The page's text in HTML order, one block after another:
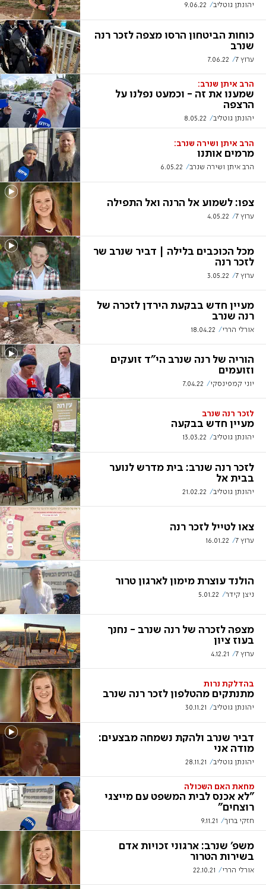
יהונתן גוטליב 9.06.22
כוחות הביטחון הרסו מצפה לזכר רנה
שנרב
ערוץ 7 7.06.22
הרב איתן שנרב:
שמענו את זה - וכמעט נפלנו על
הרצפה
יהונתן גוטליב 8.05.22
הרב איתן ושירה שנרב:
מרמים אותנו
הרב איתן ושירה שנרב 6.05.22
צפו: לשמוע אל הרנה ואל התפילה
ערוץ 7 4.05.22
מכל הכוכבים בלילה | דביר שנרב שר
לזכר רנה
ערוץ 7 3.05.22
מעיין חדש בבקעת הירדן לזכרה של
רנה שנרב
אורלי הררי 18.04.22
הוריה של רנה שנרב הי"ד זועקים
וזועמים
יוני קמפינסקי 7.04.22
לזכר רנה שנרב
מעיין חדש בבקעה
יהונתן גוטליב 13.03.22
לזכר רנה שנרב: בית מדרש לנוער
בבית אל
יהונתן גוטליב 21.02.22
צאו לטייל לזכר רנה
ערוץ 7 16.01.22
הולנד עוצרת מימון לארגון טרור
ניצן קידר 5.01.22
מצפה לזכרה של רנה שנרב - נחנך
בעוז ציון
ערוץ 7 4.12.21
בהדלקת נרות
מתנתקים מהטלפון לזכר רנה שנרב
יהונתן גוטליב 30.11.21
דביר שנרב ולהקת נשמחה מבצעים:
מודה אני
יהונתן גוטליב 28.11.21
מחאת האם השכולה
"לא אכנס לבית המשפט עם מייצגי
רוצחים"
חזקי ברוך 9.11.21
משפ' שנרב: ארגוני זכויות אדם
בשירות הטרור
אורלי הררי 22.10.21